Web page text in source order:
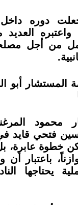
دوره داخل
واعتبره
من أجل
المستشار أبو
محمود
فتحي قايد
2025 لم يكن خطوة
باعتبار
يحتاجها